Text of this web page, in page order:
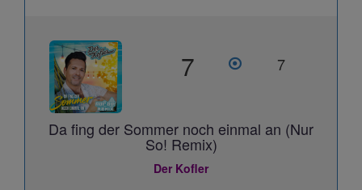
7 7
Da fing der Sommer noch einmal an (Nur
So! Remix)
Der Kofler